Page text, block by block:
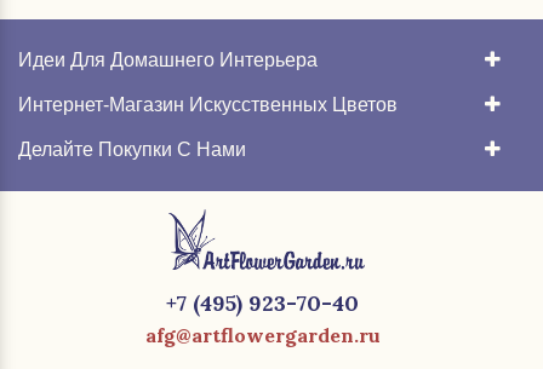
Идеи Для Домашнего Интерьера
Интернет-Магазин Искусственных Цветов
Делайте Покупки С Нами
+7 (495) 923-70-40
afg@artflowergarden.ru